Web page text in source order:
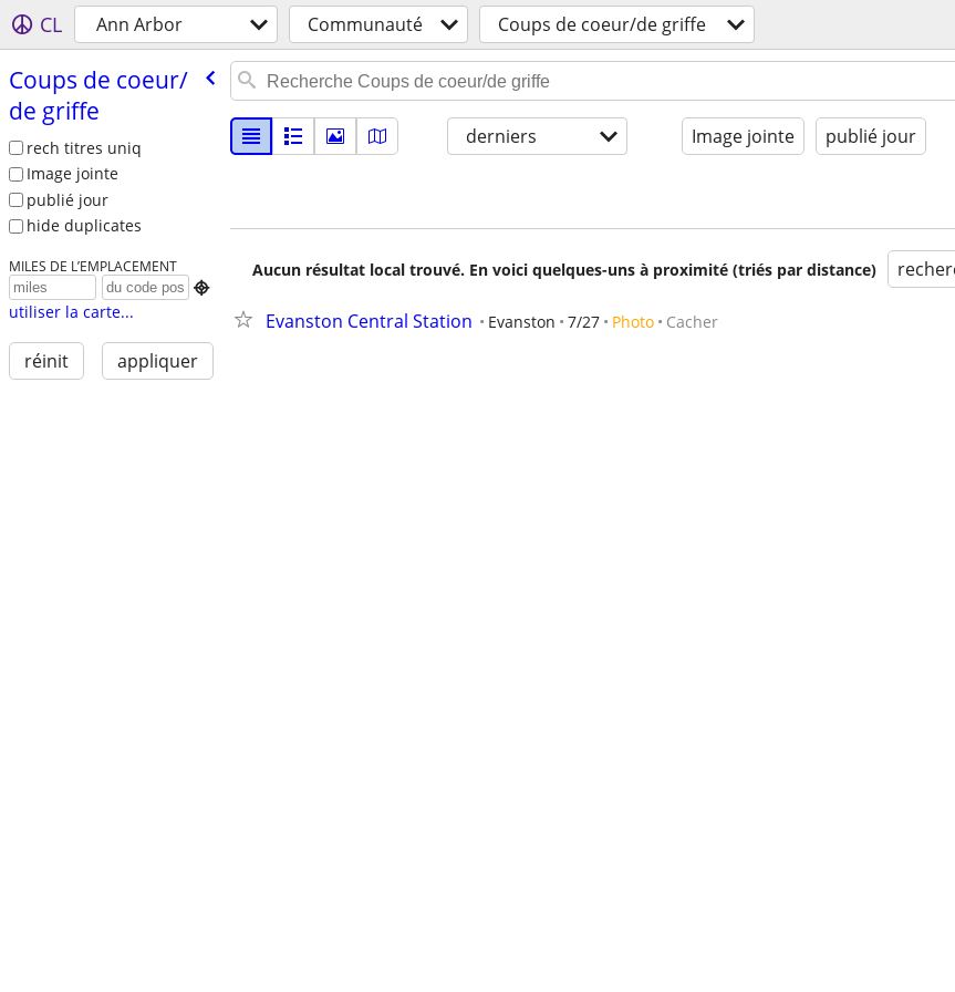
CL Ann Arbor Communauté Coups de coeur/de griffe
Coups de coeur/​
de griffe
rech titres uniq
Image jointe
publié jour
hide duplicates
MILES DE L’EMPLACEMENT

utiliser la carte...
réinit appliquer
derniers Image jointe publié jour
Aucun résultat local trouvé. En voici quelques-uns à proximité (triés par distance)
Evanston Central Station Evanston 7/27 Photo Cacher